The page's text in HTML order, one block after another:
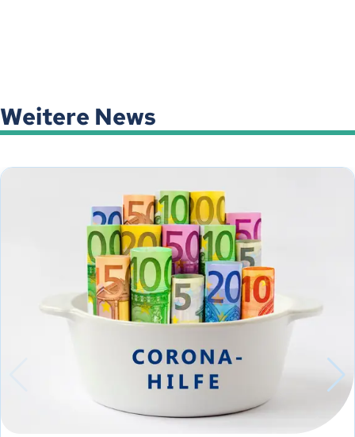
Weitere News